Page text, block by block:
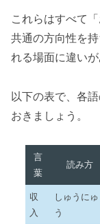
これらはすべて
共通の方向性を
れる場面に違いが
以下の表で、各
おきましょう。
言
葉
読み方
収
入
しゅうにゅ
う